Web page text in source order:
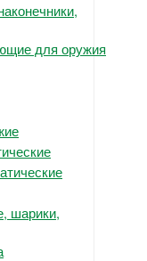
для оружия
шарики,